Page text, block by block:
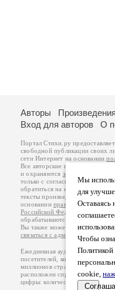
Мы
для
Оставаясь
Чтобы
Политикой
cookie,
Авторы Произведения
Вход для авторов
О
Портал Стихи.ру
свободной публикации своих
сети Интернет на основании
Все авторские права на
и охраняются законом
.
только с согласия его автора,
обратиться на его авторской
тексты произведений авторы
основанииправил публикации
Российской Федерации
обрабатываются на основании
Вы также можете посмотреть
связаться с администрацией
Ежедневная аудитория
посетителей, которые в общей
миллионов страниц по данным
расположен справа от этого
цифры: количество просмотров